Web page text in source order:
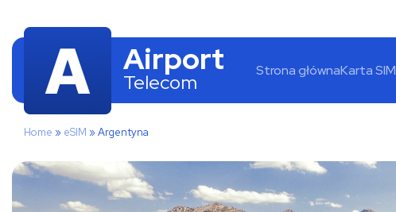
Airport
Telecom Strona głównaKarta SIM
Home » eSIM »Argentyna